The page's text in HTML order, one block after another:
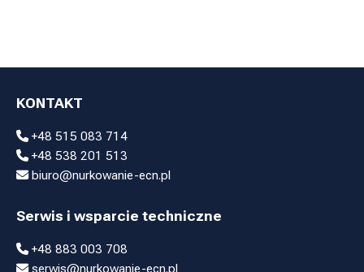
KONTAKT
+48 515 083 714
+48 538 201 513
biuro@nurkowanie-ecn.pl
Serwis i wsparcie techniczne
+48 883 003 708
serwis@nurkowanie-ecn.pl